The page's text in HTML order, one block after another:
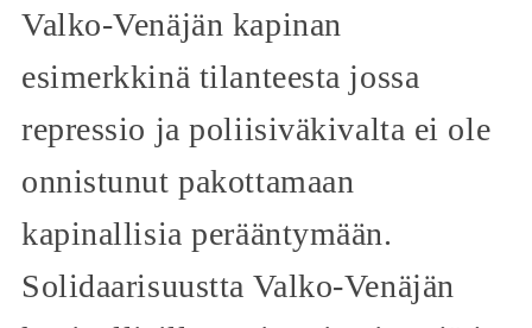
Valko-Venäjän kapinan
esimerkkinä tilanteesta jossa
repressio ja poliisiväkivalta ei ole
onnistunut pakottamaan
kapinallisia perääntymään.
Solidaarisuustta Valko-Venäjän